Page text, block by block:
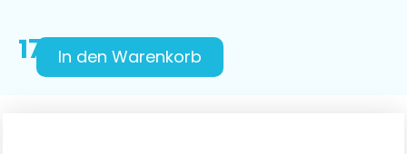
178,00€
In den Warenkorb